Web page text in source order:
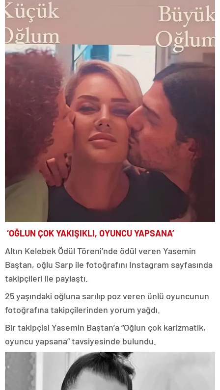
‘OĞLUN ÇOK YAKIŞIKLI, OYUNCU YAPSANA’
Altın Kelebek Ödül Töreni’nde ödül veren Yasemin
Baştan, oğlu Sarp ile fotoğrafını Instagram sayfasında
takipçileri ile paylaştı.
25 yaşındaki oğluna sarılıp poz veren ünlü oyuncunun
fotoğrafına takipçilerinden yorum yağdı.
Bir takipçisi Yasemin Baştan’a “Oğlun çok karizmatik,
oyuncu yapsana” tavsiyesinde bulundu.